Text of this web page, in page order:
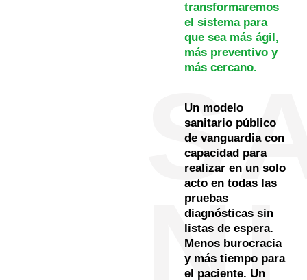
transformaremos
el sistema para
que sea más ágil,
más preventivo y
más cercano.
Un modelo
sanitario público
de vanguardia con
capacidad para
realizar en un solo
acto en todas las
pruebas
diagnósticas sin
listas de espera.
Menos burocracia
y más tiempo para
el paciente. Un
NI